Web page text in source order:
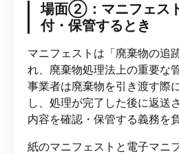
場面②：マニフェス
付・保管するとき
マニフェストは「廃棄物の追
れ、廃棄物処理法上の重要な
事業者は廃棄物を引き渡す際
し、処理が完了した後に返送
内容を確認・保管する義務を
紙のマニフェストと電子マニ